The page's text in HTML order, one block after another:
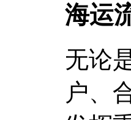
海运
无论
户、